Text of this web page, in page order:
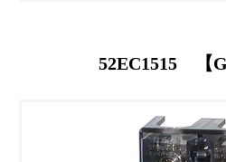
採用情報
福利厚生・教育制度
よくあるご質問
52EC1515 【